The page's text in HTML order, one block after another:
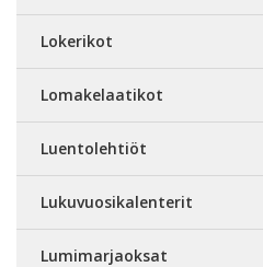
Lokerikot
Lomakelaatikot
Luentolehtiöt
Lukuvuosikalenterit
Lumimarjaoksat